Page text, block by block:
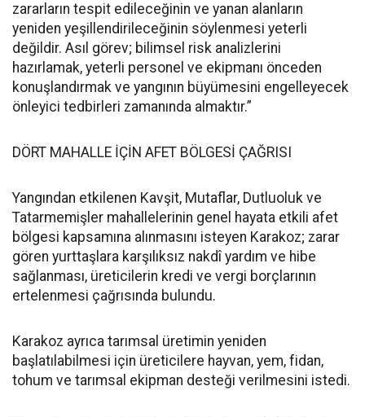
zararların tespit edileceğinin ve yanan alanların
yeniden yeşillendirileceğinin söylenmesi yeterli
değildir. Asıl görev; bilimsel risk analizlerini
hazırlamak, yeterli personel ve ekipmanı önceden
konuşlandırmak ve yangının büyümesini engelleyecek
önleyici tedbirleri zamanında almaktır.”
DÖRT MAHALLE İÇİN AFET BÖLGESİ ÇAĞRISI
Yangından etkilenen Kavşit, Mutaflar, Dutluoluk ve
Tatarmemişler mahallelerinin genel hayata etkili afet
bölgesi kapsamına alınmasını isteyen Karakoz; zarar
gören yurttaşlara karşılıksız nakdî yardım ve hibe
sağlanması, üreticilerin kredi ve vergi borçlarının
ertelenmesi çağrısında bulundu.
Karakoz ayrıca tarımsal üretimin yeniden
başlatılabilmesi için üreticilere hayvan, yem, fidan,
tohum ve tarımsal ekipman desteği verilmesini istedi.